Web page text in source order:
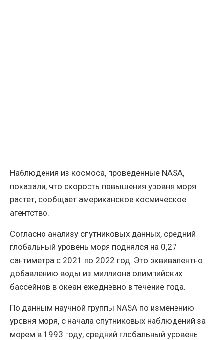
Наблюдения из космоса, проведенные NASA,
показали, что скорость повышения уровня моря
растет, сообщает американское космическое
агентство.
Согласно анализу спутниковых данных, средний
глобальный уровень моря поднялся на 0,27
сантиметра с 2021 по 2022 год. Это эквивалентно
добавлению воды из миллиона олимпийских
бассейнов в океан ежедневно в течение года.
По данным научной группы NASA по изменению
уровня моря, с начала спутниковых наблюдений за
морем в 1993 году, средний глобальный уровень